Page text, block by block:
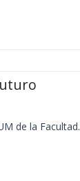
de la Facultad.